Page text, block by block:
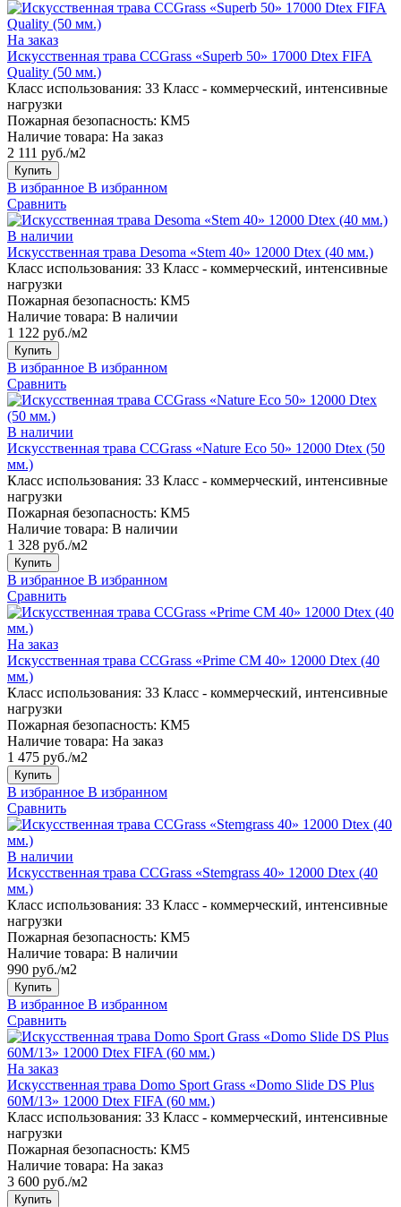
На заказ
Искусственная трава CCGrass «Superb 50» 17000 Dtex FIFA
Quality (50 мм.)
Класс использования: 33 Класс - коммерческий, интенсивные
нагрузки
Пожарная безопасность: КМ5
Наличие товара: На заказ
2 111 руб./м2
Купить
В избранное В избранном
Сравнить
В наличии
Искусственная трава Desoma «Stem 40» 12000 Dtex (40 мм.)
Класс использования: 33 Класс - коммерческий, интенсивные
нагрузки
Пожарная безопасность: КМ5
Наличие товара: В наличии
1 122 руб./м2
Купить
В избранное В избранном
Сравнить
В наличии
Искусственная трава CCGrass «Nature Eco 50» 12000 Dtex (50
мм.)
Класс использования: 33 Класс - коммерческий, интенсивные
нагрузки
Пожарная безопасность: КМ5
Наличие товара: В наличии
1 328 руб./м2
Купить
В избранное В избранном
Сравнить
На заказ
Искусственная трава CCGrass «Prime CM 40» 12000 Dtex (40
мм.)
Класс использования: 33 Класс - коммерческий, интенсивные
нагрузки
Пожарная безопасность: КМ5
Наличие товара: На заказ
1 475 руб./м2
Купить
В избранное В избранном
Сравнить
В наличии
Искусственная трава CCGrass «Stemgrass 40» 12000 Dtex (40
мм.)
Класс использования: 33 Класс - коммерческий, интенсивные
нагрузки
Пожарная безопасность: КМ5
Наличие товара: В наличии
990 руб./м2
Купить
В избранное В избранном
Сравнить
На заказ
Искусственная трава Domo Sport Grass «Domo Slide DS Plus
60M/13» 12000 Dtex FIFA (60 мм.)
Класс использования: 33 Класс - коммерческий, интенсивные
нагрузки
Пожарная безопасность: КМ5
Наличие товара: На заказ
3 600 руб./м2
Купить